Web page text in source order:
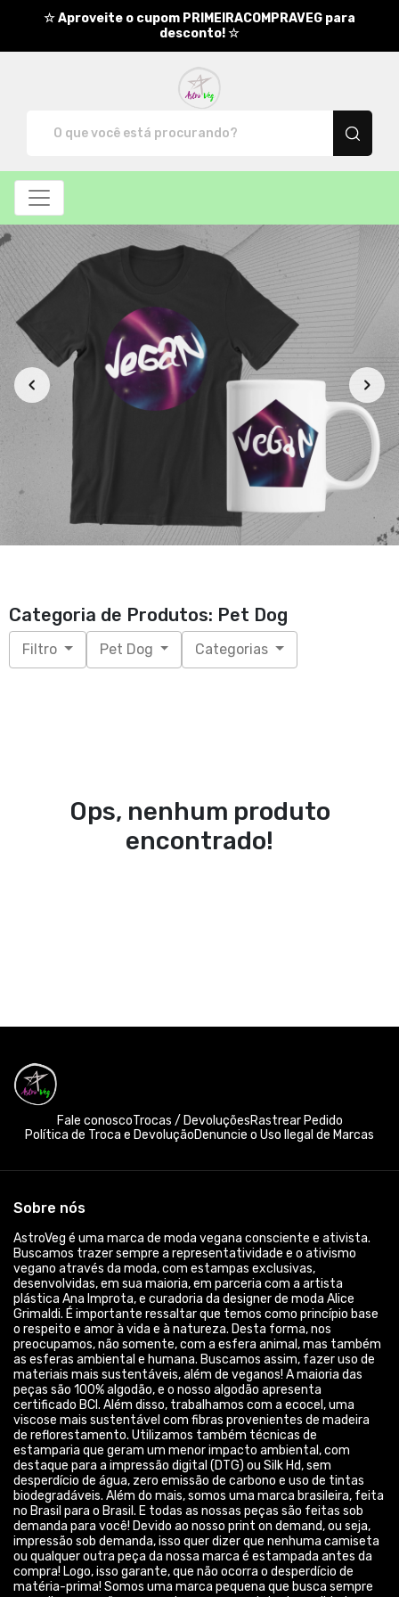
☆ Aproveite o cupom PRIMEIRACOMPRAVEG para
desconto! ☆
Categoria de Produtos: Pet Dog
Filtro Pet Dog Categorias
Ops, nenhum produto
encontrado!
Fale conoscoTrocas / DevoluçõesRastrear Pedido
Política de Troca e DevoluçãoDenuncie o Uso Ilegal de Marcas
Sobre nós
AstroVeg é uma marca de moda vegana consciente e ativista.
Buscamos trazer sempre a representatividade e o ativismo
vegano através da moda, com estampas exclusivas,
desenvolvidas, em sua maioria, em parceria com a artista
plástica Ana Improta, e curadoria da designer de moda Alice
Grimaldi. É importante ressaltar que temos como princípio base
o respeito e amor à vida e à natureza. Desta forma, nos
preocupamos, não somente, com a esfera animal, mas também
as esferas ambiental e humana. Buscamos assim, fazer uso de
materiais mais sustentáveis, além de veganos! A maioria das
peças são 100% algodão, e o nosso algodão apresenta
certificado BCI. Além disso, trabalhamos com a ecocel, uma
viscose mais sustentável com fibras provenientes de madeira
de reflorestamento. Utilizamos também técnicas de
estamparia que geram um menor impacto ambiental, com
destaque para a impressão digital (DTG) ou Silk Hd, sem
desperdício de água, zero emissão de carbono e uso de tintas
biodegradáveis. Além do mais, somos uma marca brasileira, feita
no Brasil para o Brasil. E todas as nossas peças são feitas sob
demanda para você! Devido ao nosso print on demand, ou seja,
impressão sob demanda, isso quer dizer que nenhuma camiseta
ou qualquer outra peça da nossa marca é estampada antes da
compra! Logo, isso garante, que não ocorra o desperdício de
matéria-prima! Somos uma marca pequena que busca sempre